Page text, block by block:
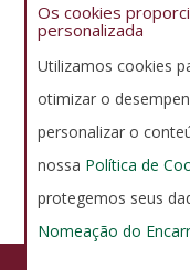
Os cookies
personalizada
Utilizamos cookies
otimizar o
personalizar o
nossa Política de
protegemos seus
Nomeação do